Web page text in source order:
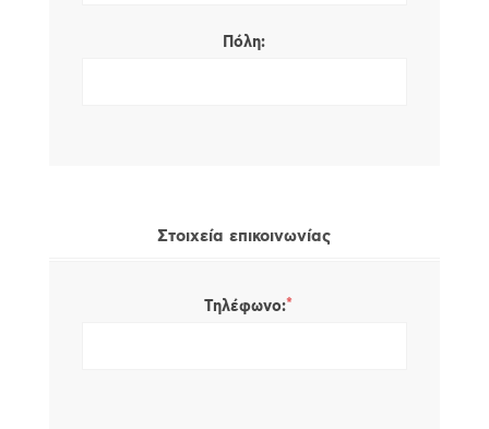
Πόλη:
Στοιχεία επικοινωνίας
Τηλέφωνο:*